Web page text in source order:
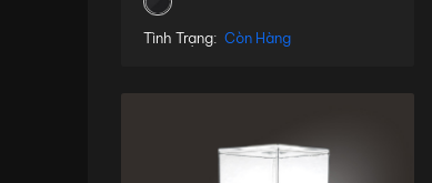
Tình Trạng: Còn Hàng